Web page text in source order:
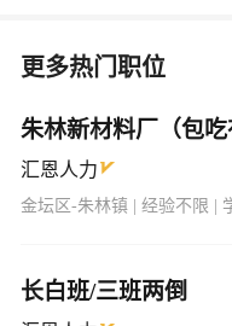
更多热门职位
朱林新材料厂（包吃
汇恩人力
金坛区-朱林镇 | 经验不限 |
长白班/三班两倒